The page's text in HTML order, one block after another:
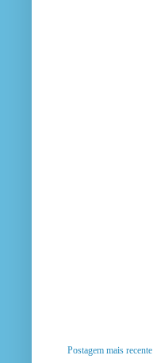
Postagem mais recente